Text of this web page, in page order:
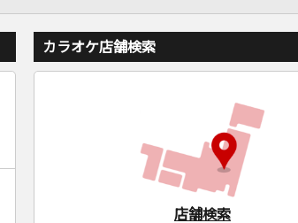
カラオケ店舗検索
店舗検索